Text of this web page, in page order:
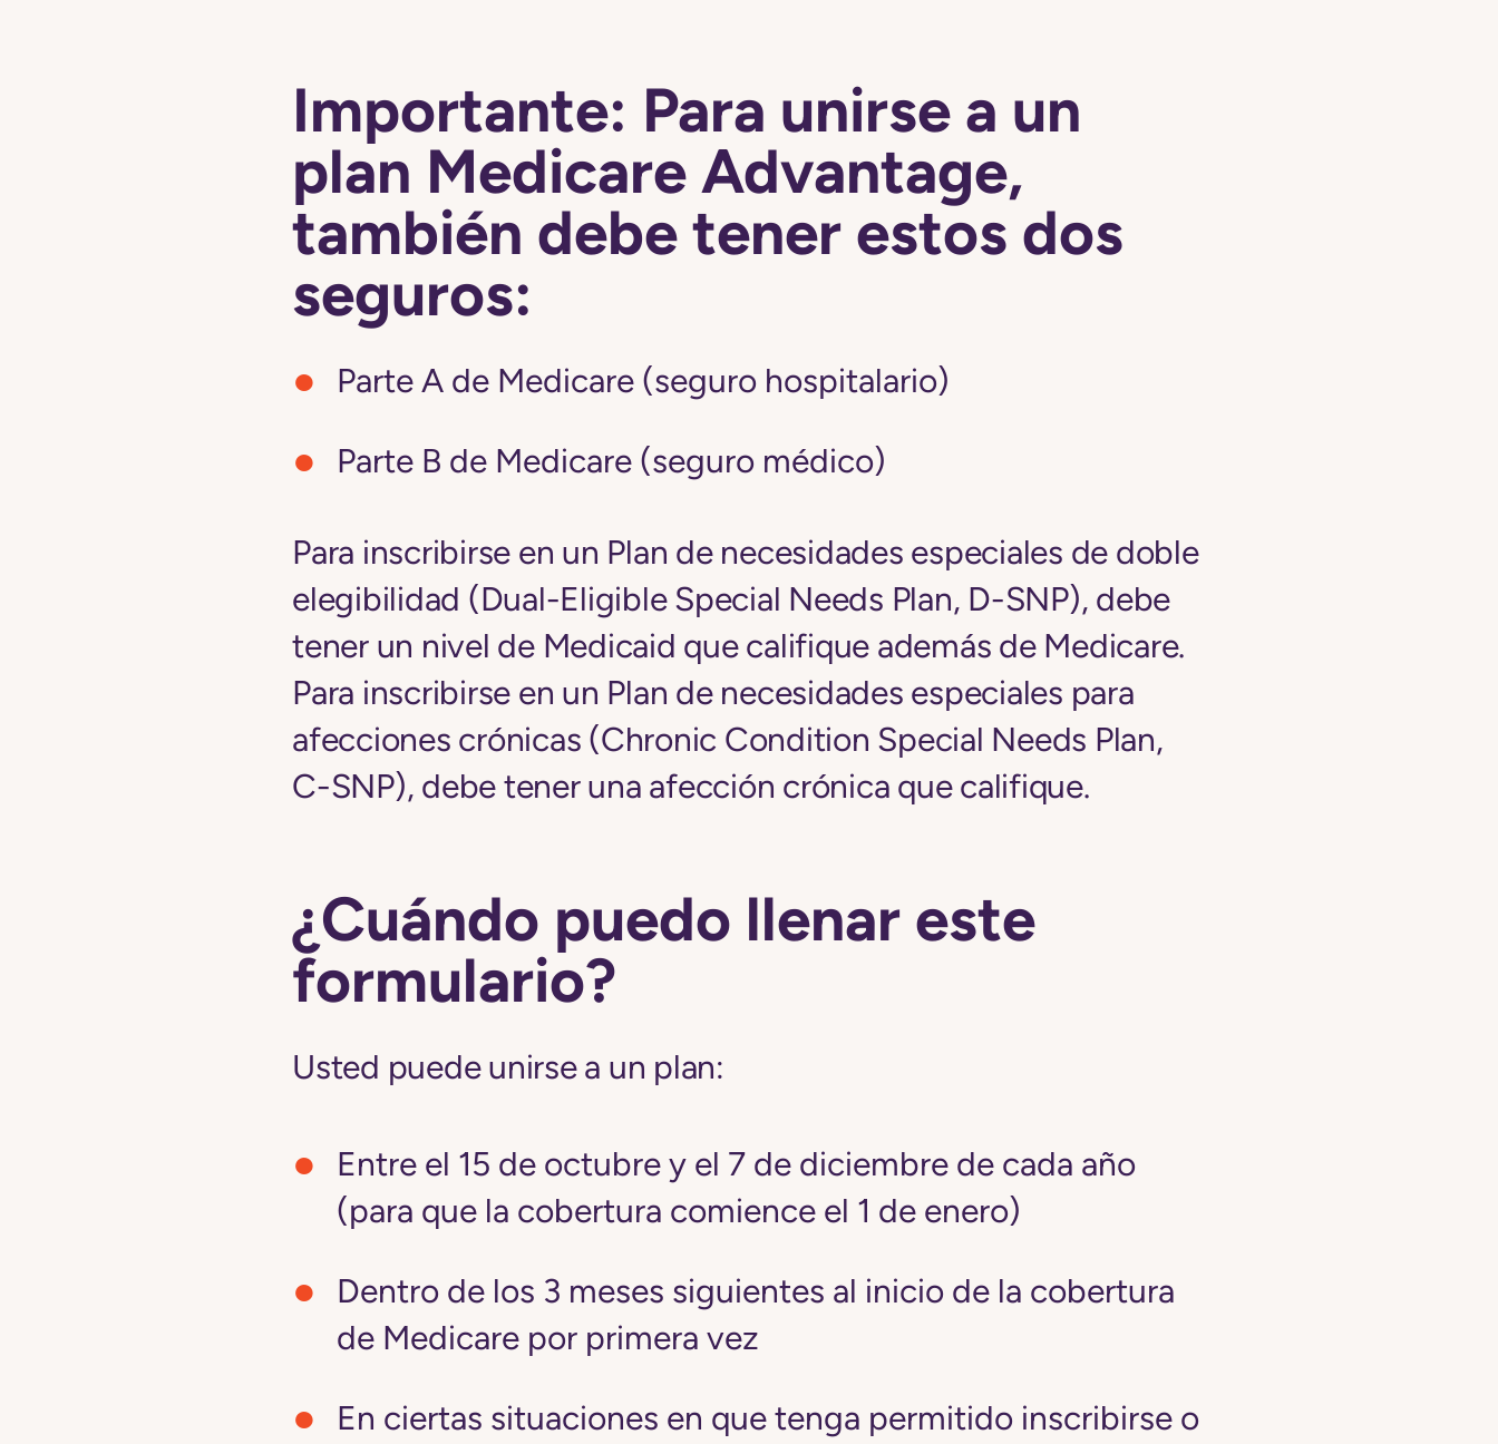
Importante: Para unirse a un
plan Medicare Advantage,
también debe tener estos dos
seguros:
Parte A de Medicare (seguro hospitalario)
Parte B de Medicare (seguro médico)
Para inscribirse en un Plan de necesidades especiales de doble
elegibilidad (Dual-Eligible Special Needs Plan, D-SNP), debe
tener un nivel de Medicaid que califique además de Medicare.
Para inscribirse en un Plan de necesidades especiales para
afecciones crónicas (Chronic Condition Special Needs Plan,
C-SNP), debe tener una afección crónica que califique.
¿Cuándo puedo llenar este
formulario?
Usted puede unirse a un plan:
Entre el 15 de octubre y el 7 de diciembre de cada año
(para que la cobertura comience el 1 de enero)
Dentro de los 3 meses siguientes al inicio de la cobertura
de Medicare por primera vez
En ciertas situaciones en que tenga permitido inscribirse o